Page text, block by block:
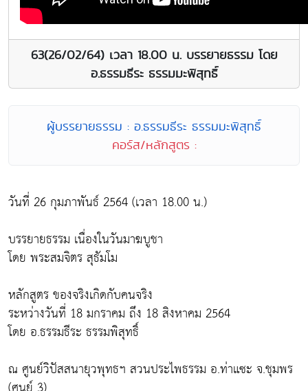
63(26/02/64) เวลา 18.00 น. บรรยายธรรม โดย
อ.ธรรมธีระ ธรรมมะพิสุทธิ์
ผู้บรรยายธรรม : อ.ธรรมธีระ ธรรมมะพิสุทธิ์
คอร์ส/หลักสูตร :
วันที่ 26 กุมภาพันธ์ 2564 (เวลา 18.00 น.)
บรรยายธรรม เนื่องในวันมาฆบูชา
โดย พระสมจิตร สุธัมโม
หลักสูตร ของจริงเกิดกับคนจริง
ระหว่างวันที่ 18 มกราคม ถึง 18 สิงหาคม 2564
โดย อ.ธรรมธีระ ธรรมพิสุทธิ์
ณ ศูนย์วิปัสสนายุวพุทธฯ สวนประไพธรรม อ.ท่าแซะ จ.ชุมพร